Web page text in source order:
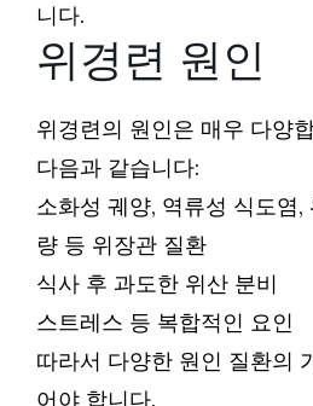
니다.
위경련 원인
위경련의 원인은 매우 다양
다음과 같습니다:
소화성 궤양, 역류성 식도염,
량 등 위장관 질환
식사 후 과도한 위산 분비
스트레스 등 복합적인 요인
따라서 다양한 원인 질환의
어야 합니다.